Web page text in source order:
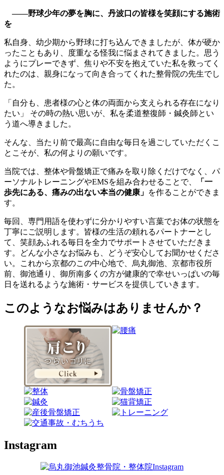
――野球少年の夢を胸に、丹波口の皆様を笑顔にする施術
を
私自身、幼少期から野球に打ち込んできましたが、体が硬か
ったこともあり、度重なる怪我に悩まされてきました。思う
ようにプレーできず、焦りや不安を抱えていた私を救ってく
れたのは、親身になって向き合ってくれた整骨院の先生でし
た。
「自分も、患者様の心と体の両面から支えられる存在になり
たい」 その時の熱い思いが、私を柔道整復師・鍼灸師とい
う道へ導きました。
そんな、当たり前で最高に自由な毎日を過ごしていただくこ
とこそが、私の何よりの願いです。
当院では、整体や骨盤矯正で痛みを取り除くだけでなく、パ
ーソナルトレーニングやEMSを組み合わせることで、
「一
歩先にある、痛みの出ない本当の健康」 を作ることができま
す。
毎回、専門用語を使わずに分かりやすい言葉でお体の状態を
丁寧にご説明します。皆様の生活の頼れるパートナーとし
て、笑顔あふれる毎日を全力でサポートさせていただきま
す。どんな小さなお悩みも、どうぞ安心してお聞かせくださ
い。これから京都のこの中心地で、烏丸御池、京都市役所
前、御池通り、御所南多くの方が健康的で幸せいっぱいの毎
日を送れるような施術・サービスを提供していきます。
このようなお悩みはありませんか？
Instagram